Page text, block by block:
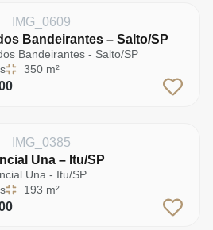
Bandeirantes – Salto/SP
Bandeirantes - Salto/SP
350 m²
Una – Itu/SP
Una - Itu/SP
193 m²